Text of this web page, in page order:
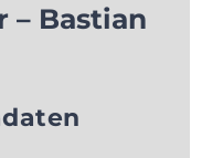
– Bastian